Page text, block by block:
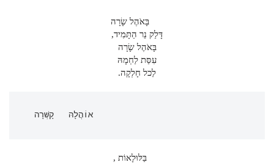
בָּאֹהֶל שָׂרָה
דָּלַק נֵר הַתָּמִיד,
בָּאֹהֶל שָׂרָה
עִסַּת לַחְמָהּ
לַכל חָלְקָה.
אוֹהֲלָהּ   קָשְׁרָה
בַּלּוּלָאוֹת ,